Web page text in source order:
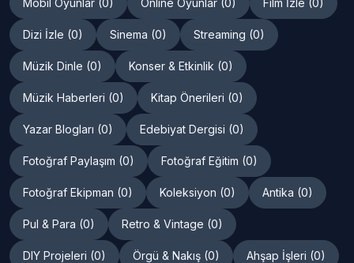
Mobil Oyunlar (0) Online Oyunlar (0) Film İzle (0)
Dizi İzle (0) Sinema (0) Streaming (0)
Müzik Dinle (0) Konser & Etkinlik (0)
Müzik Haberleri (0) Kitap Önerileri (0)
Yazar Blogları (0) Edebiyat Dergisi (0)
Fotoğraf Paylaşım (0) Fotoğraf Eğitim (0)
Fotoğraf Ekipman (0) Koleksiyon (0) Antika (0)
Pul & Para (0) Retro & Vintage (0)
DIY Projeleri (0) Örgü & Nakış (0) Ahşap İşleri (0)